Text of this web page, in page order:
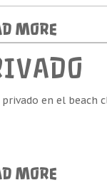
MORE
en el beach
MORE